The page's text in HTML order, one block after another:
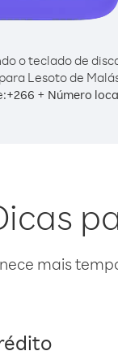
o teclado de
Lesoto de
+266 + Número
mais